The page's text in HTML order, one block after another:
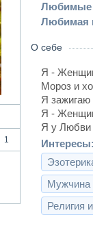
1
Любимая
О себе
Я -
Мороз и
Я зажигаю
Я -
Я у Любви
Мужчина
Религия